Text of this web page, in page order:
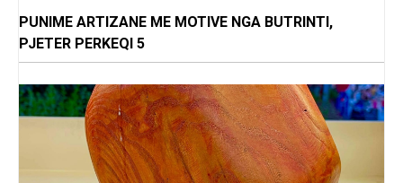
PUNIME ARTIZANE ME MOTIVE NGA BUTRINTI,
PJETER PERKEQI 5